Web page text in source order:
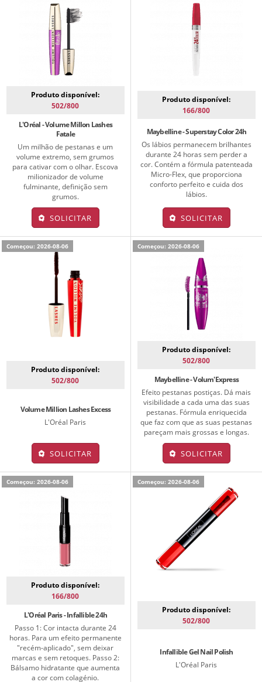
Produto disponível:
502/800
L'Oréal - Volume Millon Lashes
Fatale
Um milhão de pestanas e um
volume extremo, sem grumos
para cativar com o olhar. Escova
milionizador de volume
fulminante, definição sem
grumos.
SOLICITAR
Produto disponível:
166/800
Maybelline - Superstay Color 24h
Os lábios permanecem brilhantes
durante 24 horas sem perder a
cor. Contém a fórmula patenteada
Micro-Flex, que proporciona
conforto perfeito e cuida dos
lábios.
SOLICITAR
Começou: 2026-08-06
Produto disponível:
502/800
Volume Million Lashes Excess
L'Oréal Paris
SOLICITAR
Começou: 2026-08-06
Produto disponível:
502/800
Maybelline - Volum'Express
Efeito pestanas postiças. Dá mais
visibilidade a cada uma das suas
pestanas. Fórmula enriquecida
que faz com que as suas pestanas
pareçam mais grossas e longas.
SOLICITAR
Começou: 2026-08-06
Produto disponível:
166/800
L'Oréal Paris - Infallible 24h
Passo 1: Cor intacta durante 24
horas. Para um efeito permanente
"recém-aplicado", sem deixar
marcas e sem retoques. Passo 2:
Bálsamo hidratante que aumenta
a cor com colagénio.
Começou: 2026-08-06
Produto disponível:
502/800
Infallible Gel Nail Polish
L'Oréal Paris